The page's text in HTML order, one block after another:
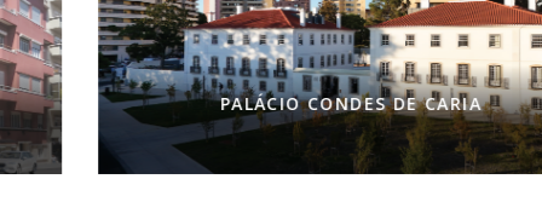
PALÁCIO CONDES DE CARIA